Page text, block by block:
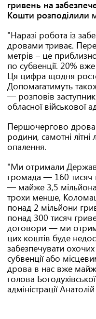
гривень на
Кошти розподілили
"Наразі робота із
дровами триває.
метрів – це
по субвенції. 20%
Ця цифра щодня
Допомагатимуть також
— розповів
обласної військової
Першочергово дрова
родини, самотні
опалення.
"Ми отримали
громада — 160 тисяч
— майже 3,5 мільйона
трохи менше,
понад 2 мільйони
понад 300 тисяч
договори — ми
цих коштів буде
забезпечувати
субвенції або
дрова в нас вже
голова
адміністрації